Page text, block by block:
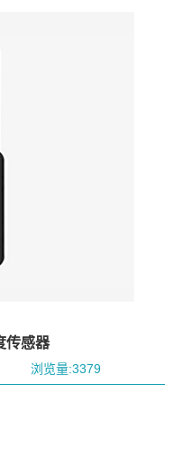
传感器
浏览量:3379